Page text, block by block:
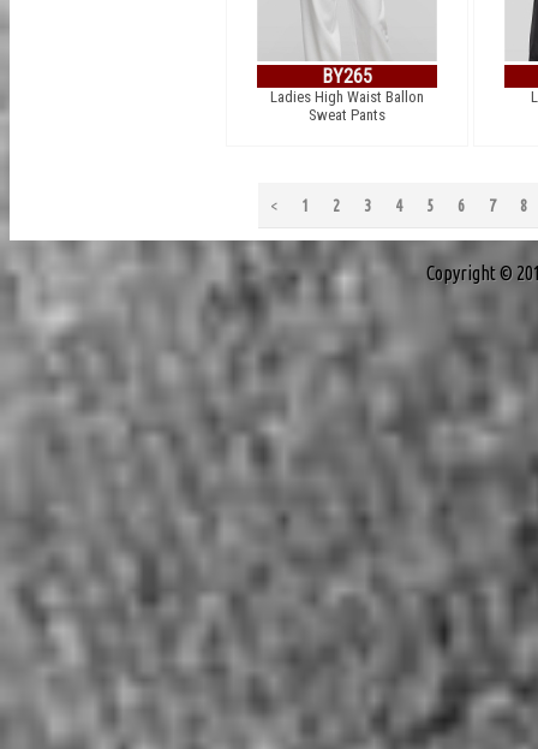
BY265
Ladies High Waist Ballon
Sweat Pants
< 1 2 3 4 5 6 7 8
Copyright ©